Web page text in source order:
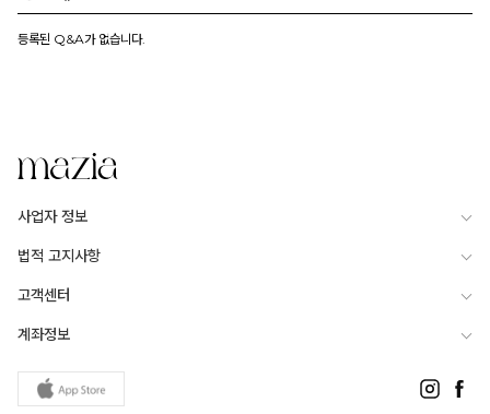
등록된 Q&A가 없습니다.
사업자 정보
법적 고지사항
고객센터
계좌정보